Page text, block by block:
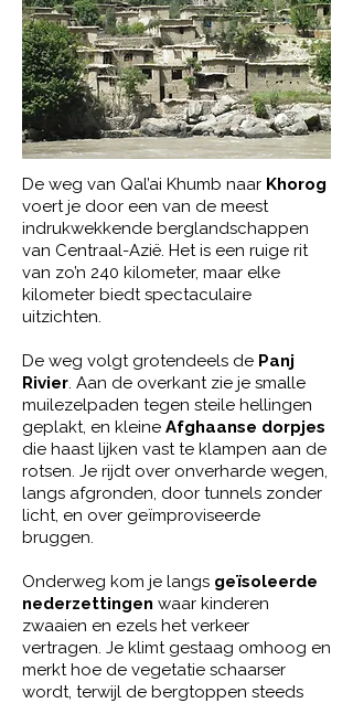
De weg van Qal’ai Khumb naar Khorog
voert je door een van de meest
indrukwekkende berglandschappen
van Centraal-Azië. Het is een ruige rit
van zo’n 240 kilometer, maar elke
kilometer biedt spectaculaire
uitzichten.
De weg volgt grotendeels de Panj
Rivier. Aan de overkant zie je smalle
muilezelpaden tegen steile hellingen
geplakt, en kleine Afghaanse dorpjes
die haast lijken vast te klampen aan de
rotsen. Je rijdt over onverharde wegen,
langs afgronden, door tunnels zonder
licht, en over geïmproviseerde
bruggen.
Onderweg kom je langs geïsoleerde
nederzettingen waar kinderen
zwaaien en ezels het verkeer
vertragen. Je klimt gestaag omhoog en
merkt hoe de vegetatie schaarser
wordt, terwijl de bergtoppen steeds